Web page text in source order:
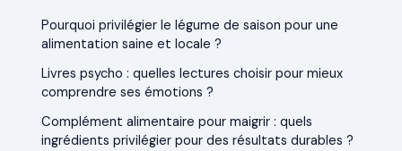
Pourquoi privilégier le légume de saison pour une
alimentation saine et locale ?
Livres psycho : quelles lectures choisir pour mieux
comprendre ses émotions ?
Complément alimentaire pour maigrir : quels
ingrédients privilégier pour des résultats durables ?